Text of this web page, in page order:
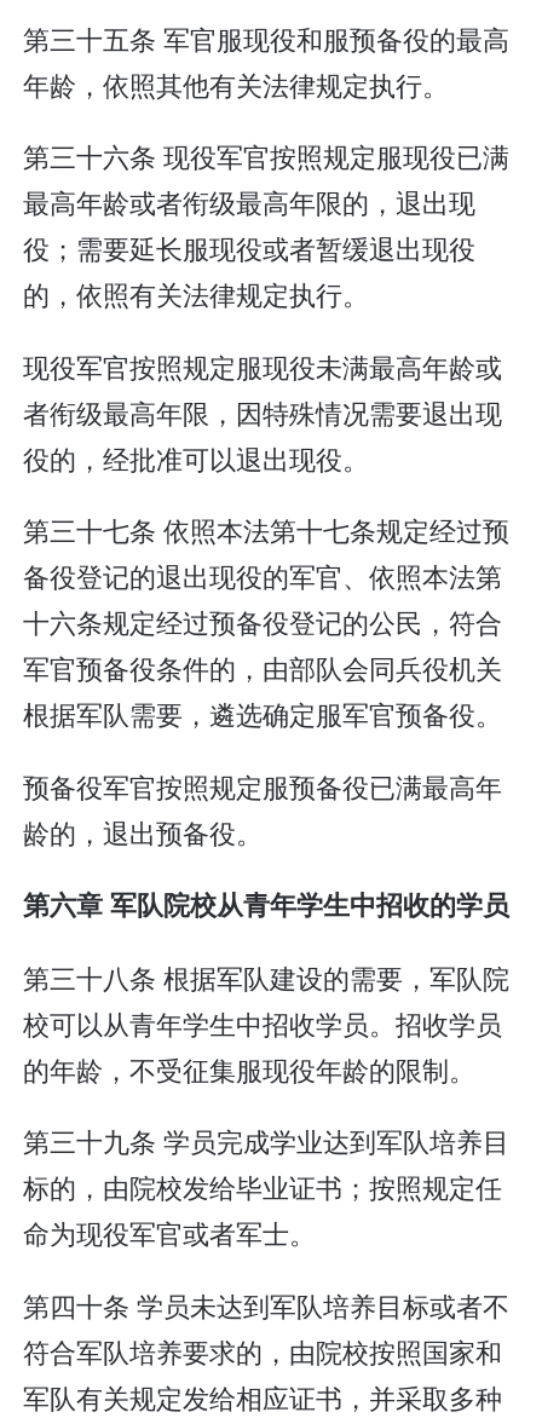
第三十五条 军官服现役和服预备役的最高
年龄，依照其他有关法律规定执行。
第三十六条 现役军官按照规定服现役已满
最高年龄或者衔级最高年限的，退出现
役；需要延长服现役或者暂缓退出现役
的，依照有关法律规定执行。
现役军官按照规定服现役未满最高年龄或
者衔级最高年限，因特殊情况需要退出现
役的，经批准可以退出现役。
第三十七条 依照本法第十七条规定经过预
备役登记的退出现役的军官、依照本法第
十六条规定经过预备役登记的公民，符合
军官预备役条件的，由部队会同兵役机关
根据军队需要，遴选确定服军官预备役。
预备役军官按照规定服预备役已满最高年
龄的，退出预备役。
第六章 军队院校从青年学生中招收的学员
第三十八条 根据军队建设的需要，军队院
校可以从青年学生中招收学员。招收学员
的年龄，不受征集服现役年龄的限制。
第三十九条 学员完成学业达到军队培养目
标的，由院校发给毕业证书；按照规定任
命为现役军官或者军士。
第四十条 学员未达到军队培养目标或者不
符合军队培养要求的，由院校按照国家和
军队有关规定发给相应证书，并采取多种